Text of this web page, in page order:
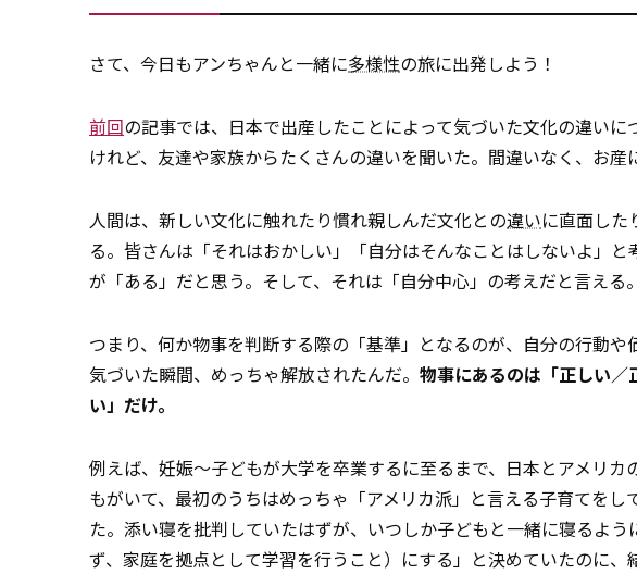
さて、今日もアンちゃんと一緒に多様性の旅に出発しよう！
前回の記事では、日本で出産したことによって気づいた文化の違い
けれど、友達や家族からたくさんの違いを聞いた。間違いなく、お産
人間は、新しい文化に触れたり慣れ親しんだ文化との違いに直面した
る。皆さんは「それはおかしい」「自分はそんなことはしないよ」
が「ある」だと思う。そして、それは「自分中心」の考えだと言える。
つまり、何か物事を判断する際の「基準」となるのが、自分の行動や
気づいた瞬間、めっちゃ解放されたんだ。 物事にあるのは「正しい
い」だけ。
例えば、妊娠～子どもが大学を卒業するに至るまで、日本とアメリ
もがいて、最初のうちはめっちゃ「アメリカ派」と言える子育てを
た。添い寝を批判していたはずが、いつしか子どもと一緒に寝るよう
ず、家庭を拠点として学習を行うこと）にする」と決めていたのに、